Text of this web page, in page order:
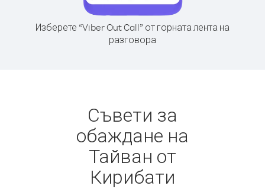
Изберете “Viber Out Call” от горната лента на
разговора
Съвети за
обаждане на
Тайван от
Кирибати